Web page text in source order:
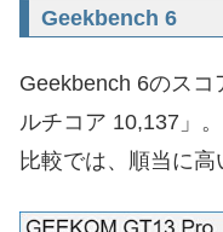
Geekbench 6
Geekbench 6のス
ルチコア 10,137」
比較では、順当に高